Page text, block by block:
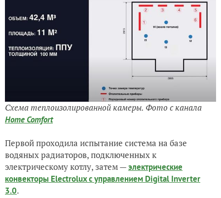
Схема теплоизолированной камеры. Фото с канала
Home Comfort
Первой проходила испытание система на базе
водяных радиаторов, подключенных к
электрическому котлу, затем —электрические
конвекторы Electrolux с управлением Digital Inverter
3.0.